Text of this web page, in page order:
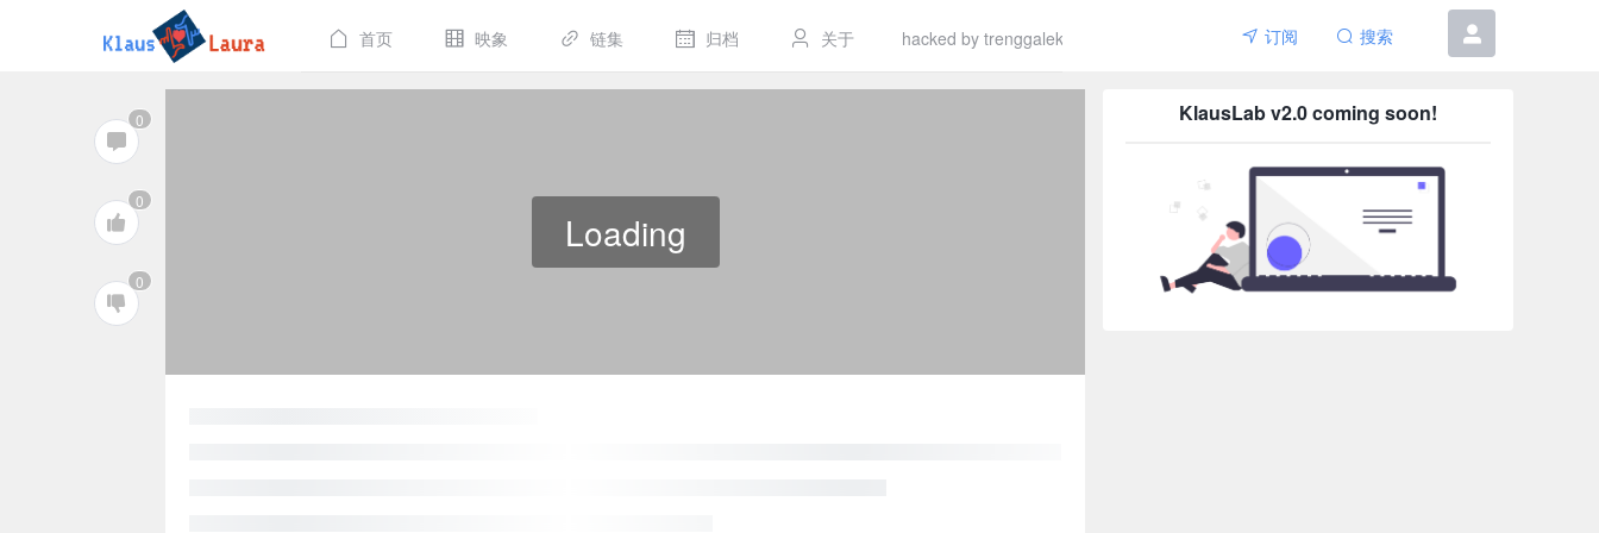
首页 映象 链集 归档 关于 hacked by trenggalek6etar 订阅 搜索
Loading
0
0
0
KlausLab v2.0 coming soon!